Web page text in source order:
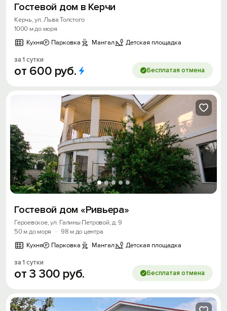
Гостевой дом в Керчи
Керчь, ул. Льва Толстого
1000 м до моря
Кухня
Парковка Мангал Детская площадка
за 1 сутки
от 600 руб. Бесплатая отмена
Гостевой дом «Ривьера»
Героевское, ул. Галины Петровой, д. 9
50 м до моря
· 98 м до центра
Кухня
Парковка Мангал Детская площадка
за 1 сутки
от3 300 руб. Бесплатая отмена